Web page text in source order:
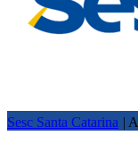
Sesc Santa Catarina |